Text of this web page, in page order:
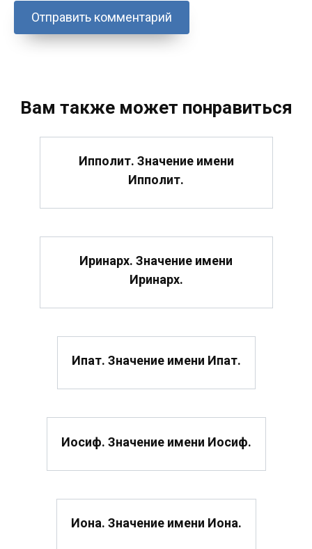
Вам также может понравиться
Ипполит. Значение имени
Ипполит.
Иринарх. Значение имени
Иринарх.
Ипат. Значение имени Ипат.
Иосиф. Значение имени Иосиф.
Иона. Значение имени Иона.